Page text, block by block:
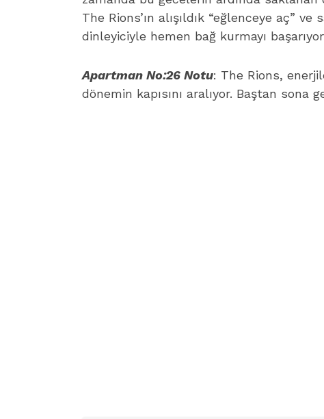
The Rions’ın alışıldık “eğlenceye aç”
dinleyiciyle hemen bağ kurmayı
Apartman No:26 Notu: The Rions,
dönemin kapısını aralıyor. Baştan